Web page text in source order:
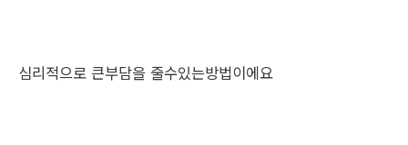
심리적으로 큰부담을 줄수있는방법이에요